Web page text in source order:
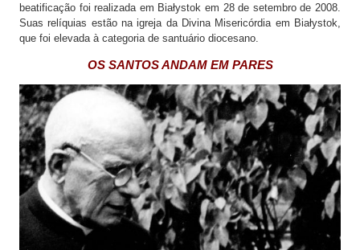
beatificação foi realizada em Białystok em 28 de setembro de 2008.
Suas relíquias estão na igreja da Divina Misericórdia em Białystok,
que foi elevada à categoria de santuário diocesano.
OS SANTOS ANDAM EM PARES